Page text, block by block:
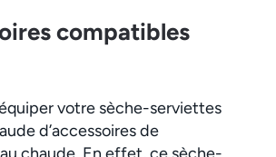
compatibles
votre sèche-serviettes
d’accessoires de